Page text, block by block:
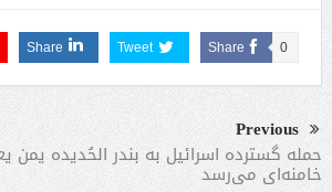
Share 0
Tweet
Share
Previous
حمله گسترده اسرائیل به بندر الحُدیده
خامنه‌ای می‌رسد